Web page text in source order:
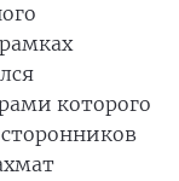
которого